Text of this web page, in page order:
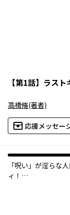
【第1話】 ラスト
高橋脩(著者)
応援メッセー
「呪い」が淫らな
ィ！
にまたがっていて